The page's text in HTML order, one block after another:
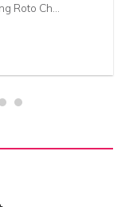
Roto Ch…